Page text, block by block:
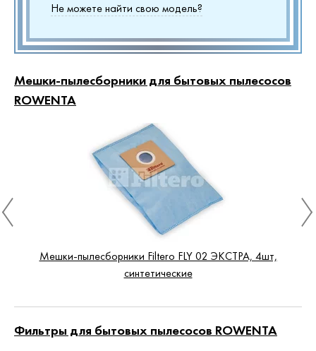
Не можете найти свою модель?
Мешки-пылесборники для бытовых пылесосов
ROWENTA
Мешки-пылесборники Filtero FLY 02 ЭКСТРА, 4шт,
синтетические
Фильтры для бытовых пылесосов ROWENTA